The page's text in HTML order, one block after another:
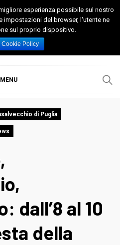
Eventi e Attività nella Capitanata
MENU
di Puglia
dall’8 al 10
della
esperienza possibile sul nostro
impostazioni del browser, l'utente ne
sul proprio dispositivo.
Cookie Policy